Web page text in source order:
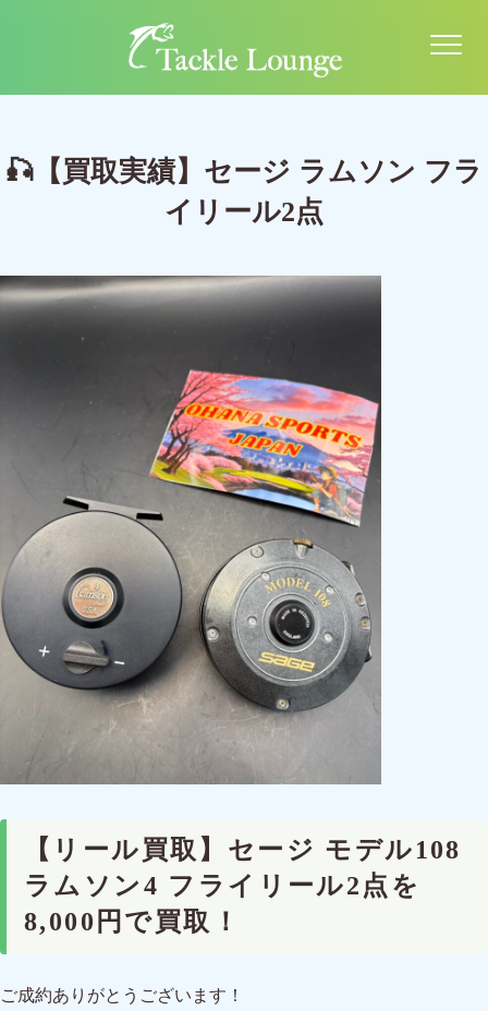
🎣【買取実績】セージ ラムソン フラ
イリール2点
【リール買取】セージ モデル108
ラムソン4 フライリール2点を
8,000円で買取！
ご成約ありがとうございます！